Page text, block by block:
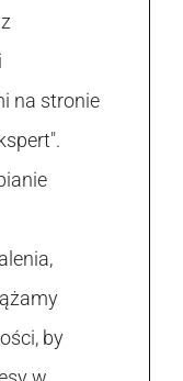
na stronie
by